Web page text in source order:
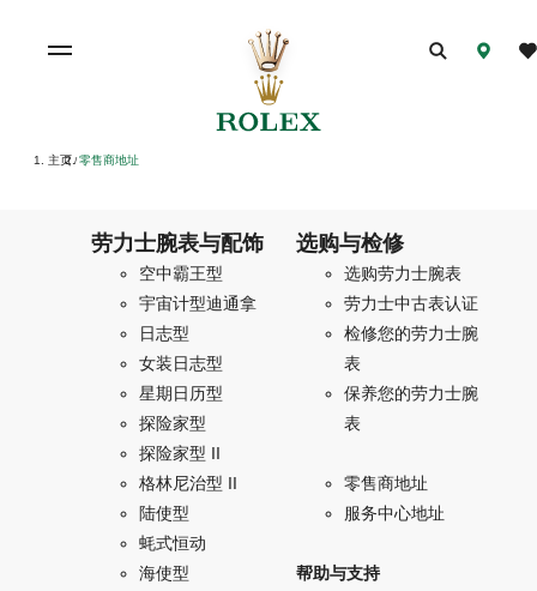
主页/ 零售商地址
劳力士腕表与配饰
空中霸王型
宇宙计型迪通拿
日志型
女装日志型
星期日历型
探险家型
探险家型 II
格林尼治型 II
陆使型
蚝式恒动
海使型
选购与检修
选购劳力士腕表
劳力士中古表认证
检修您的劳力士腕
表
保养您的劳力士腕
表
零售商地址
服务中心地址
帮助与支持